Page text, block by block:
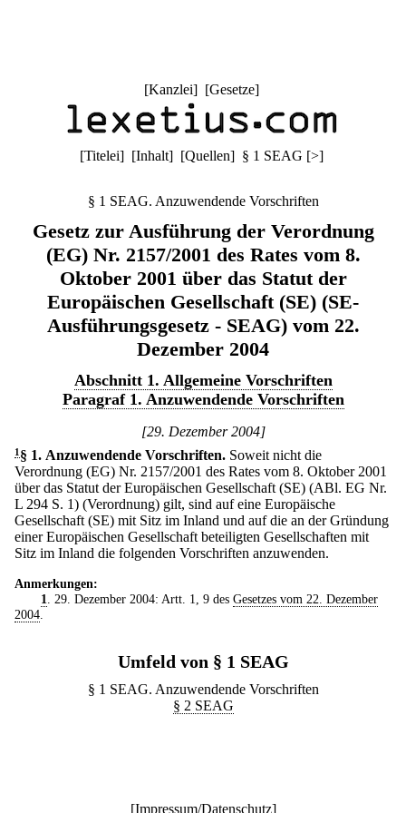
[Kanzlei] [Gesetze]
[Titelei] [Inhalt] [Quellen] § 1 SEAG [>]
§ 1 SEAG. Anzuwendende Vorschriften
Gesetz zur Ausführung der Verordnung
(EG) Nr. 2157/2001 des Rates vom 8.
Oktober 2001 über das Statut der
Europäischen Gesellschaft (SE) (SE-
Ausführungsgesetz - SEAG) vom 22.
Dezember 2004
Abschnitt 1. Allgemeine Vorschriften
Paragraf 1. Anzuwendende Vorschriften
[29. Dezember 2004]
1 § 1. Anzuwendende Vorschriften. Soweit nicht die
Verordnung (EG) Nr. 2157/2001 des Rates vom 8. Oktober 2001
über das Statut der Europäischen Gesellschaft (SE) (ABl. EG Nr.
L 294 S. 1) (Verordnung) gilt, sind auf eine Europäische
Gesellschaft (SE) mit Sitz im Inland und auf die an der Gründung
einer Europäischen Gesellschaft beteiligten Gesellschaften mit
Sitz im Inland die folgenden Vorschriften anzuwenden.
Anmerkungen:
1
. 29. Dezember 2004: Artt. 1, 9 des Gesetzes vom 22. Dezember
2004
Umfeld von § 1 SEAG
§ 1 SEAG. Anzuwendende Vorschriften
§ 2 SEAG
[Impressum/Datenschutz]